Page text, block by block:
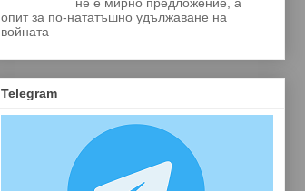
опит за по-нататъшно удължаване на
войната
Telegram